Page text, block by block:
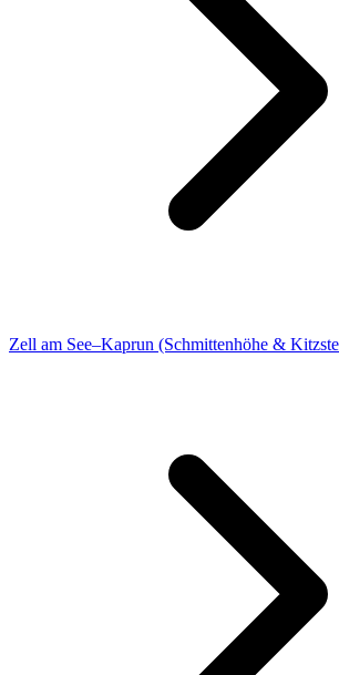
Zell am See–Kaprun (Schmittenhöhe &